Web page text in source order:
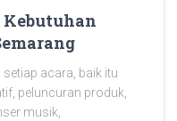
setiap acara, baik itu
peluncuran produk,
musik,